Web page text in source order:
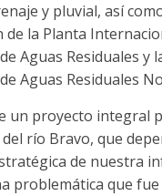
y pluvial, así
de la Planta
Aguas Residuales y
Aguas Residuales
un proyecto integral
río Bravo, que
de nuestra
problemática que